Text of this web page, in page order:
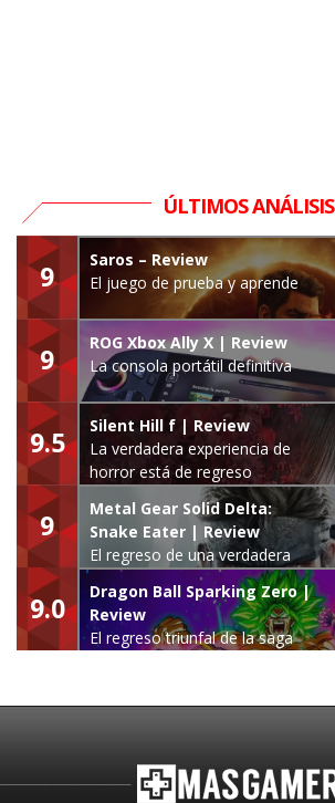
ÚLTIMOS ANÁLISIS
9
Saros – Review
El juego de prueba y aprende
9
ROG Xbox Ally X | Review
La consola portátil definitiva
9.5
Silent Hill f | Review
La verdadera experiencia de
horror está de regreso
9
Metal Gear Solid Delta:
Snake Eater | Review
El regreso de una verdadera
leyenda
9.0
Dragon Ball Sparking Zero |
Review
El regreso triunfal de la saga